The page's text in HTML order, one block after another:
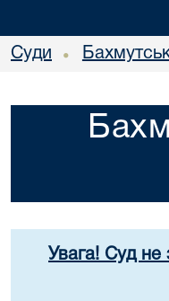
Суди •
Увага! Суд не